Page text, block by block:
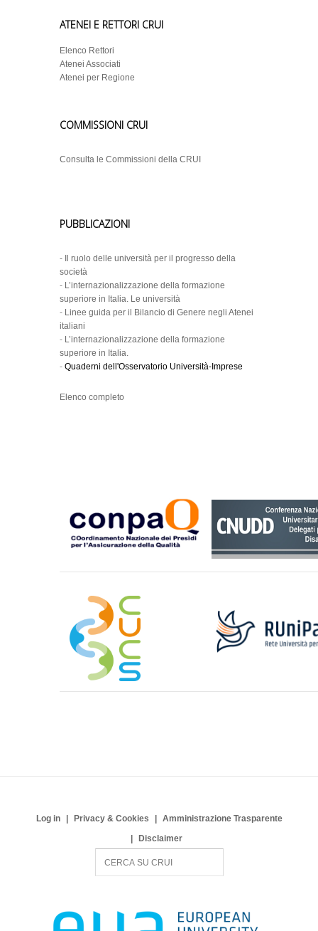
ATENEI E RETTORI CRUI
Elenco Rettori
Atenei Associati
Atenei per Regione
COMMISSIONI CRUI
Consulta le Commissioni della CRUI
PUBBLICAZIONI
-
Il ruolo delle università per il progresso della
società
- L’internazionalizzazione della formazione
superiore in Italia. Le università
- Linee guida per il Bilancio di Genere negli Atenei
italiani
- L’internazionalizzazione della formazione
superiore in Italia.
- Quaderni dell'Osservatorio Università-Imprese
Elenco completo
Log in Privacy & Cookies
Amministrazione Trasparente
Disclaimer
c